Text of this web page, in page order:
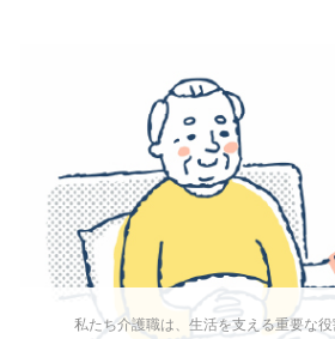
私たち介護職は、生活を支える重要な役